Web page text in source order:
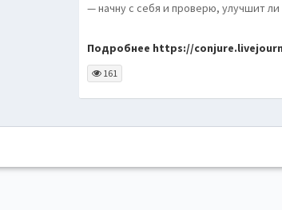
— начну с себя и проверю, улучшит
Подробнее https://
161